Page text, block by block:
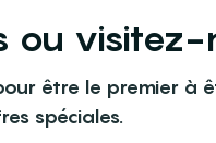
ou visitez-
être le premier à
spéciales.